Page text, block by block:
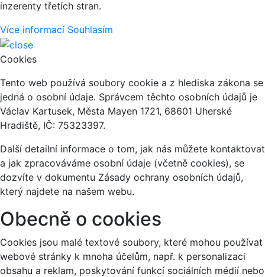
inzerenty třetích stran.
Více informací Souhlasím
Cookies
Tento web používá soubory cookie a z hlediska zákona se
jedná o osobní údaje. Správcem těchto osobních údajů je
Václav Kartusek, Města Mayen 1721, 68601 Uherské
Hradiště, IČ: 75323397.
Další detailní informace o tom, jak nás můžete kontaktovat
a jak zpracováváme osobní údaje (včetně cookies), se
dozvíte v dokumentu Zásady ochrany osobních údajů,
který najdete na našem webu.
Obecně o cookies
Cookies jsou malé textové soubory, které mohou používat
webové stránky k mnoha účelům, např. k personalizaci
obsahu a reklam, poskytování funkcí sociálních médií nebo